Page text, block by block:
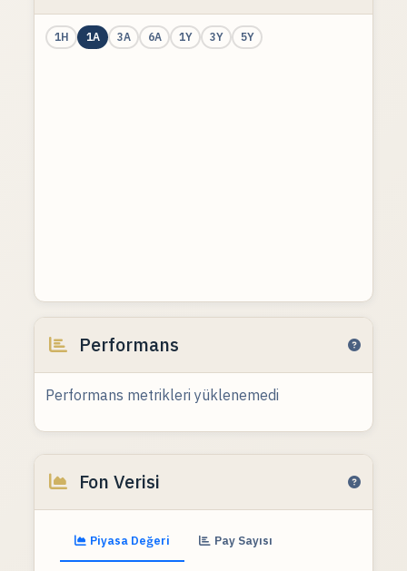
1H 1A 3A 6A 1Y 3Y 5Y
Performans
Performans metrikleri yüklenemedi
Fon Verisi
Piyasa Değeri Pay Sayısı